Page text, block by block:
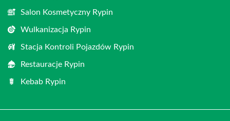
Salon Kosmetyczny Rypin
Wulkanizacja Rypin
Stacja Kontroli Pojazdów Rypin
Restauracje Rypin
Kebab Rypin